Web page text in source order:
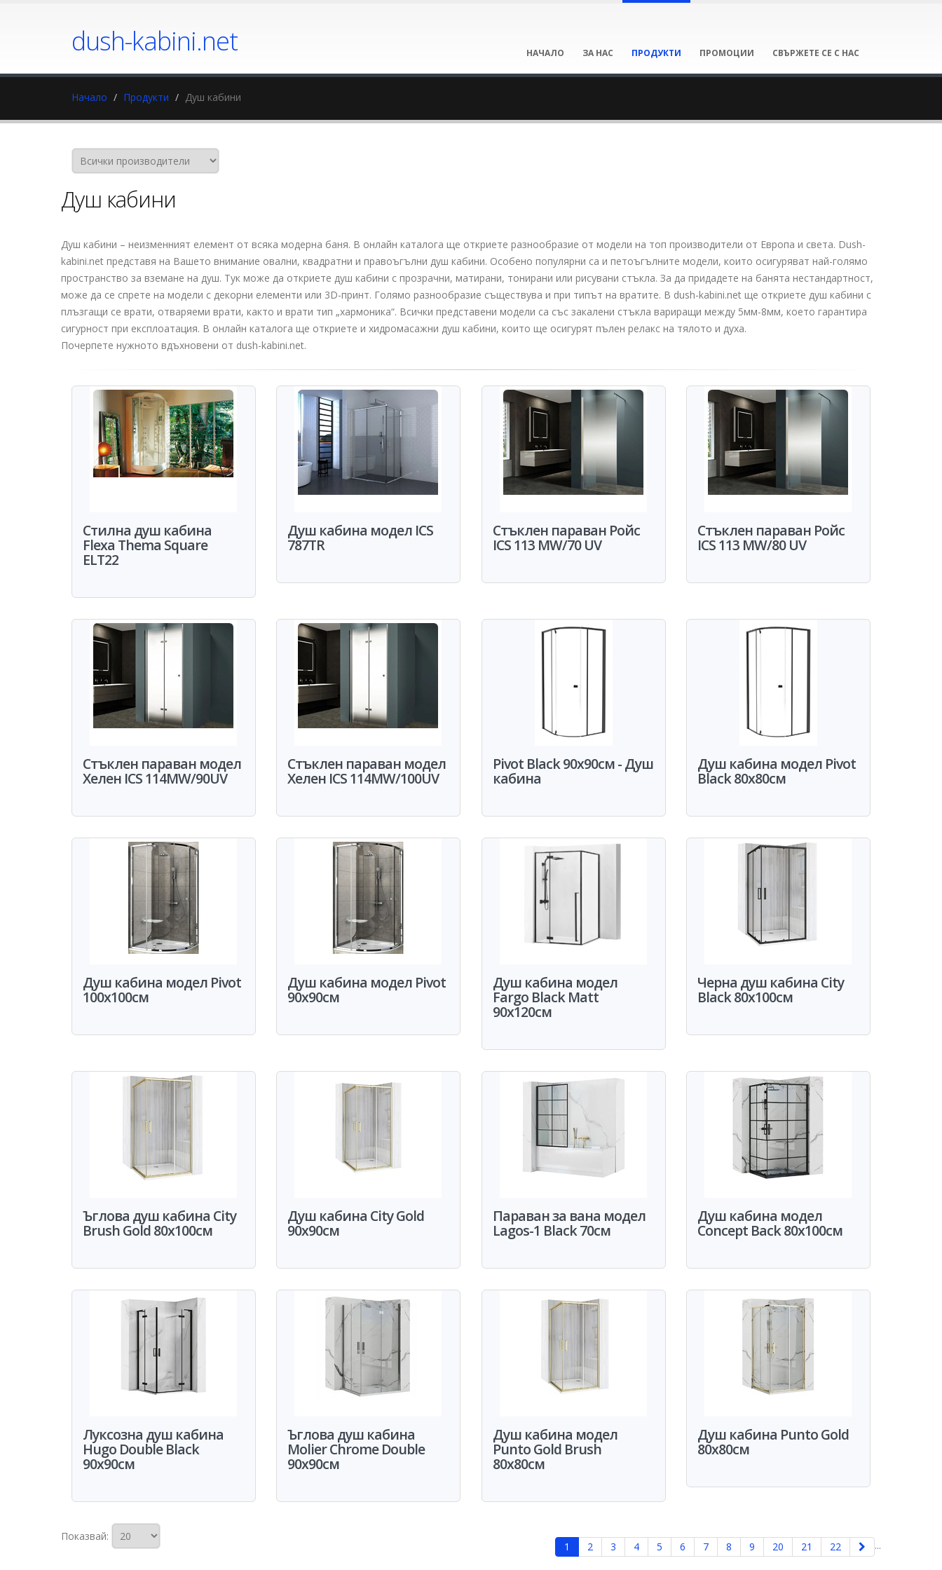
dush-kabini.net НАЧАЛО ЗА НАС ПРОДУКТИ ПРОМОЦИИ СВЪРЖЕТЕ СЕ С НАС
Начало Продукти Душ кабини
Душ кабини
Душ кабини – неизменният елемент от всяка модерна баня. В онлайн каталога ще откриете разнообразие от модели на топ производители от Европа и света. Dush-
kabini.net представя на Вашето внимание овални, квадратни и правоъгълни душ кабини. Особено популярни са и петоъгълните модели, които осигуряват най-голямо
пространство за вземане на душ. Тук може да откриете душ кабини с прозрачни, матирани, тонирани или рисувани стъкла. За да придадете на банята нестандартност,
може да се спрете на модели с декорни елементи или 3D-принт. Голямо разнообразие съществува и при типът на вратите. В dush-kabini.net ще откриете душ кабини с
плъзгащи се врати, отваряеми врати, както и врати тип „хармоника“. Всички представени модели са със закалени стъкла вариращи между 5мм-8мм, което гарантира
сигурност при експлоатация. В онлайн каталога ще откриете и хидромасажни душ кабини, които ще осигурят пълен релакс на тялото и духа.
Почерпете нужното вдъхновени от dush-kabini.net.
Стилна душ кабина
Flexa Thema Square
ELT22
Душ кабина модел ICS
787TR
Стъклен параван Ройс
ICS 113 MW/70 UV
Стъклен параван Ройс
ICS 113 MW/80 UV
Стъклен параван модел
Хелен ICS 114MW/90UV
Стъклен параван модел
Хелен ICS 114MW/100UV
Pivot Black 90x90см - Душ
кабина
Душ кабина модел Pivot
Black 80x80см
Душ кабина модел Pivot
100x100см
Душ кабина модел Pivot
90x90см
Душ кабина модел
Fargo Black Matt
90x120см
Черна душ кабина City
Black 80x100см
Ъглова душ кабина City
Brush Gold 80x100см
Душ кабина City Gold
90x90см
Параван за вана модел
Lagos-1 Black 70см
Душ кабина модел
Concept Back 80x100см
Луксозна душ кабина
Hugo Double Black
90x90см
Ъглова душ кабина
Molier Chrome Double
90x90см
Душ кабина модел
Punto Gold Brush
80x80см
Душ кабина Punto Gold
80x80см
Показвай:
1 2 3 4 5 6 7 8 9 ...
20 21 22